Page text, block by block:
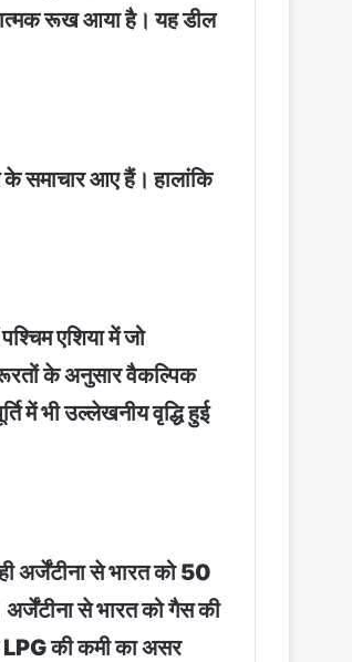
रूख आया है। यह डील
समाचार आए हैं। हालांकि
एशिया में जो
के अनुसार वैकल्पिक
में भी उल्लेखनीय वृद्धि हुई
अर्जेंटीना से भारत को 50
से भारत को गैस की
LPG की कमी का असर